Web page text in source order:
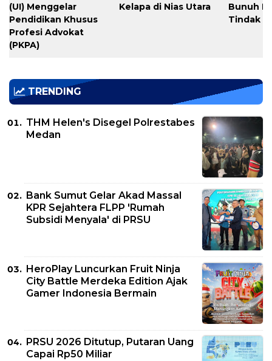
(UI) Menggelar
Pendidikan Khusus
Profesi Advokat
(PKPA)
Kelapa di Nias Utara
Bunuh
Tindak
TRENDING
THM Helen's Disegel Polrestabes
Medan
Bank Sumut Gelar Akad Massal
KPR Sejahtera FLPP 'Rumah
Subsidi Menyala' di PRSU
HeroPlay Luncurkan Fruit Ninja
City Battle Merdeka Edition Ajak
Gamer Indonesia Bermain
PRSU 2026 Ditutup, Putaran Uang
Capai Rp50 Miliar